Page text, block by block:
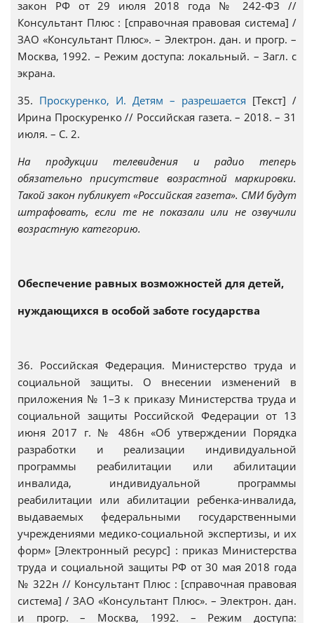
закон РФ от 29 июля 2018 года № 242-ФЗ //
Консультант Плюс : [справочная правовая система] /
ЗАО «Консультант Плюс». – Электрон. дан. и прогр. –
Москва, 1992. – Режим доступа: локальный. – Загл. с
экрана.
35. Проскуренко, И. Детям – разрешается [Текст] /
Ирина Проскуренко // Российская газета. – 2018. – 31
июля. – С. 2.
На продукции телевидения и радио теперь
обязательно присутствие возрастной маркировки.
Такой закон публикует «Российская газета». СМИ будут
штрафовать, если те не показали или не озвучили
возрастную категорию.
Обеспечение равных возможностей для детей,
нуждающихся в особой заботе государства
36. Российская Федерация. Министерство труда и
социальной защиты. О внесении изменений в
приложения № 1–3 к приказу Министерства труда и
социальной защиты Российской Федерации от 13
июня 2017 г. № 486н «Об утверждении Порядка
разработки и реализации индивидуальной
программы реабилитации или абилитации
инвалида, индивидуальной программы
реабилитации или абилитации ребенка-инвалида,
выдаваемых федеральными государственными
учреждениями медико-социальной экспертизы, и их
форм» [Электронный ресурс] : приказ Министерства
труда и социальной защиты РФ от 30 мая 2018 года
№ 322н // Консультант Плюс : [справочная правовая
система] / ЗАО «Консультант Плюс». – Электрон. дан.
и прогр. – Москва, 1992. – Режим доступа: